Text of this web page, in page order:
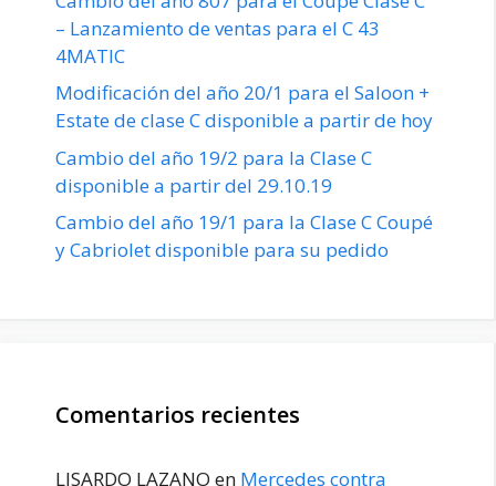
– Lanzamiento de ventas para el C 43
4MATIC
Modificación del año 20/1 para el Saloon +
Estate de clase C disponible a partir de hoy
Cambio del año 19/2 para la Clase C
disponible a partir del 29.10.19
Cambio del año 19/1 para la Clase C Coupé
y Cabriolet disponible para su pedido
Comentarios recientes
LISARDO LAZANO en Mercedes contra